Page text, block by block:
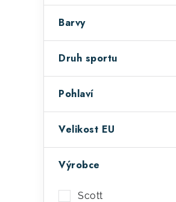
a
n
l
Barvy
Druh sportu
Pohlaví
Velikost EU
Výrobce
Scott